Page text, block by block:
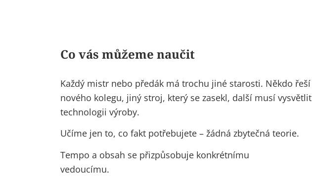
Co vás můžeme naučit
Každý mistr nebo předák má trochu jiné starosti. Někdo řeší
nového kolegu, jiný stroj, který se zasekl, další musí vysvětlit
technologii výroby.
Učíme jen to, co fakt potřebujete – žádná zbytečná teorie.
Tempo a obsah se přizpůsobuje konkrétnímu
vedoucímu.